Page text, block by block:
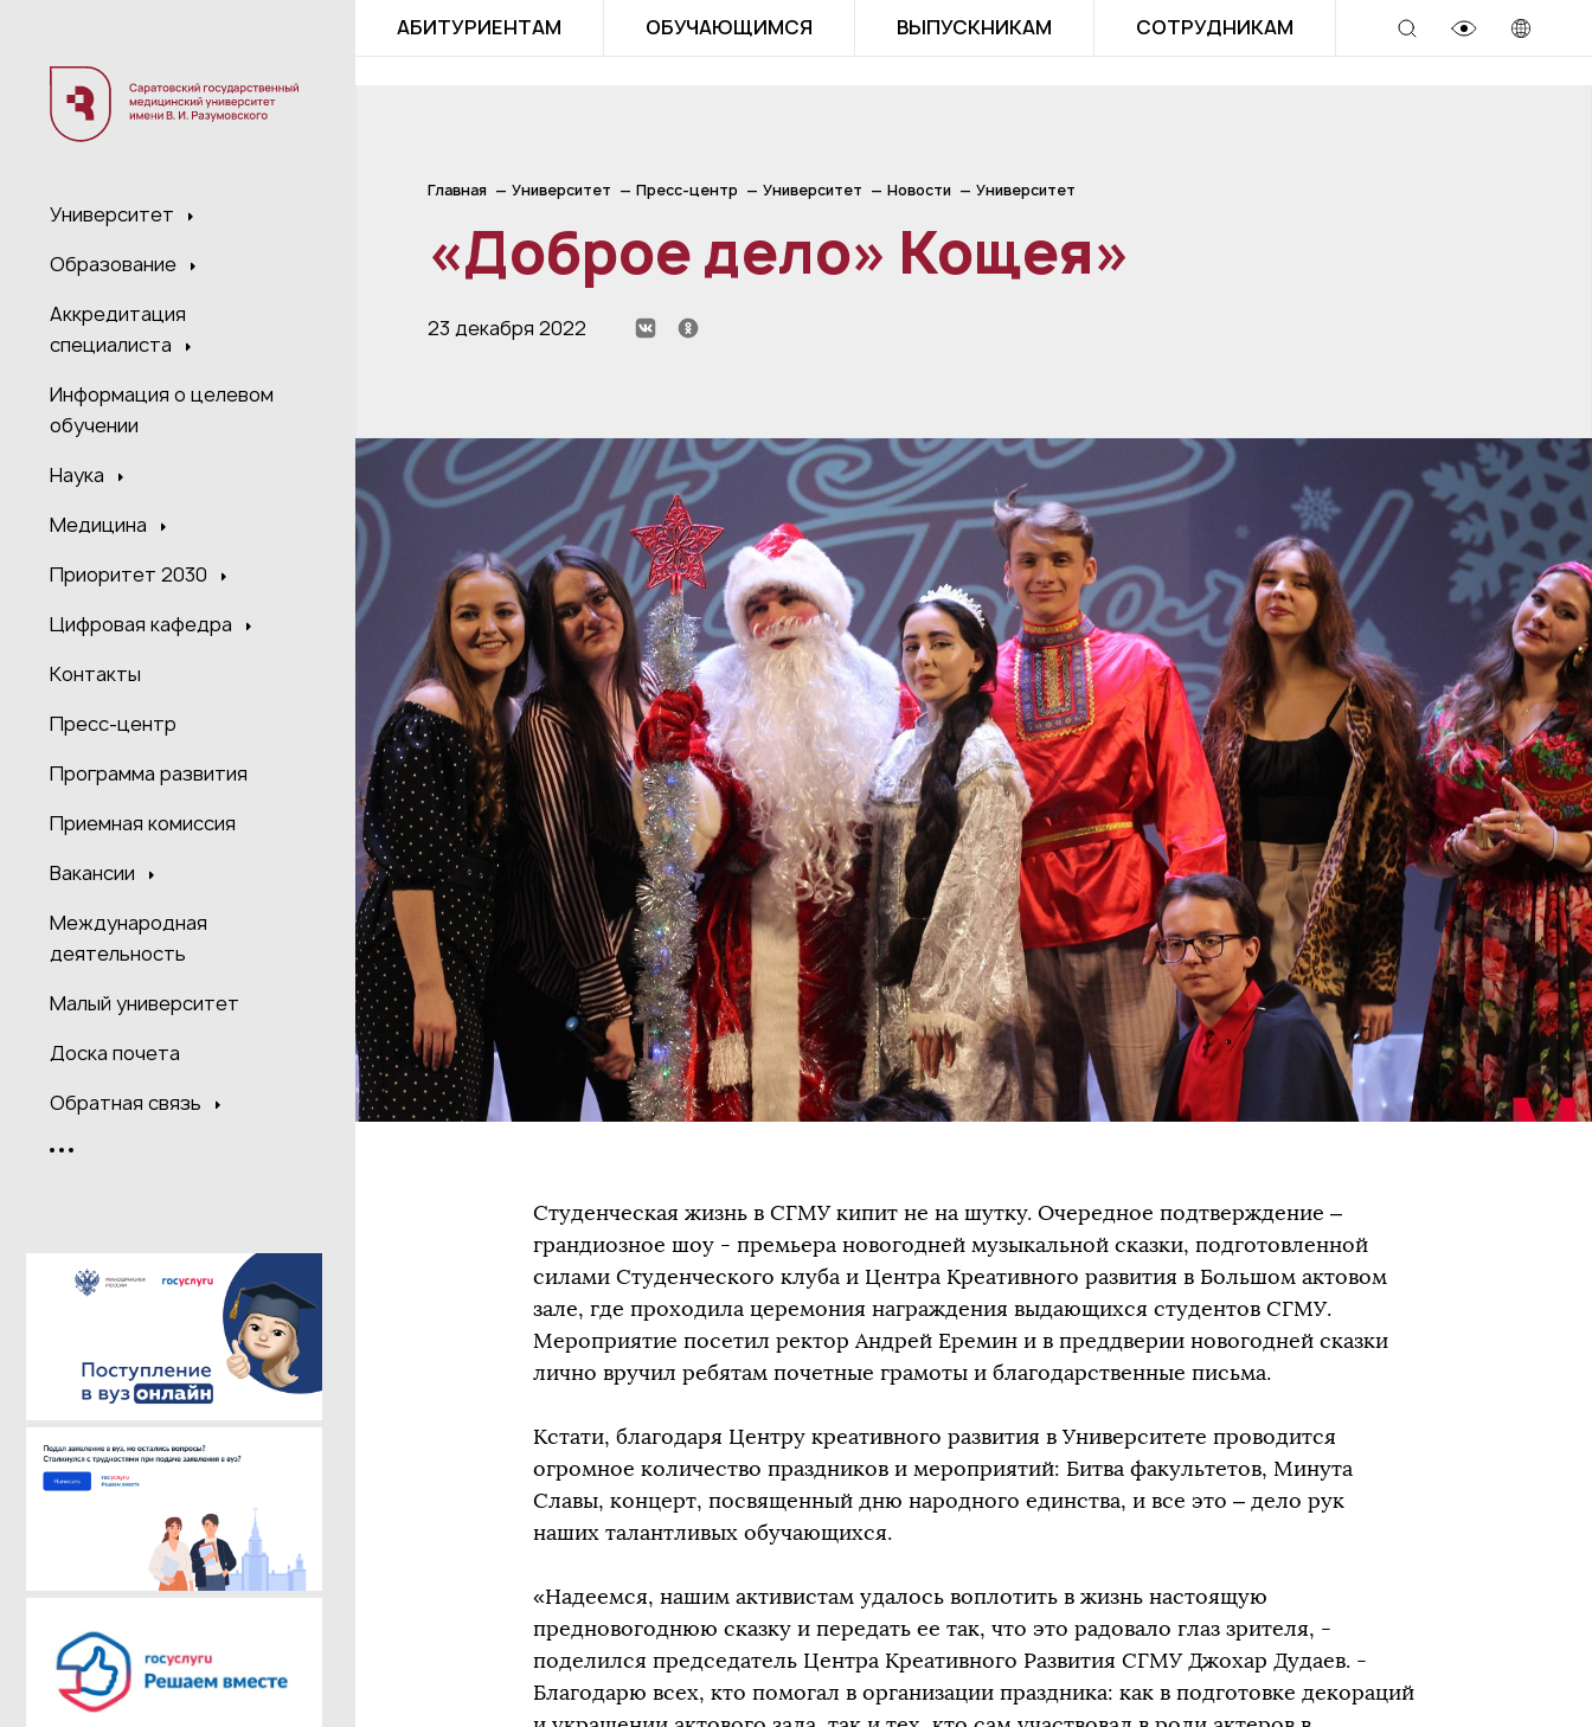
Университет
Образование
Аккредитация
специалиста
Информация о целевом
обучении
Наука
Медицина
Приоритет 2030
Цифровая кафедра
Контакты
Пресс-центр
Программа развития
Приемная комиссия
Вакансии
Международная
деятельность
Малый университет
Доска почета
Обратная связь
АБИТУРИЕНТАМ ОБУЧАЮЩИМСЯ ВЫПУСКНИКАМ СОТРУДНИКАМ
Главная Университет Пресс-центр Университет Новости Университет
«Доброе дело» Кощея»
23 декабря 2022
Студенческая жизнь в СГМУ кипит не на шутку. Очередное подтверждение –
грандиозное шоу - премьера новогодней музыкальной сказки, подготовленной
силами Студенческого клуба и Центра Креативного развития в Большом актовом
зале, где проходила церемония награждения выдающихся студентов СГМУ.
Мероприятие посетил ректор Андрей Еремин и в преддверии новогодней сказки
лично вручил ребятам почетные грамоты и благодарственные письма.
Кстати, благодаря Центру креативного развития в Университете проводится
огромное количество праздников и мероприятий: Битва факультетов, Минута
Славы, концерт, посвященный дню народного единства, и все это – дело рук
наших талантливых обучающихся.
«Надеемся, нашим активистам удалось воплотить в жизнь настоящую
предновогоднюю сказку и передать ее так, что это радовало глаз зрителя, -
поделился председатель Центра Креативного Развития СГМУ Джохар Дудаев. -
Благодарю всех, кто помогал в организации праздника: как в подготовке декораций